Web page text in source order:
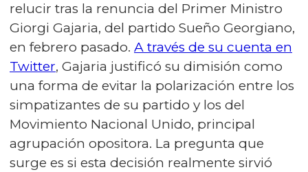
relucir tras la renuncia del Primer Ministro
Giorgi Gajaria, del partido Sueño Georgiano,
en febrero pasado. A través de su cuenta en
Twitter, Gajaria justificó su dimisión como
una forma de evitar la polarización entre los
simpatizantes de su partido y los del
Movimiento Nacional Unido, principal
agrupación opositora. La pregunta que
surge es si esta decisión realmente sirvió